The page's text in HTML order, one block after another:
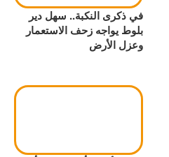
في ذكرى النكبة.. سهل دير
بلوط يواجه زحف الاستعمار
وعزل الأرض